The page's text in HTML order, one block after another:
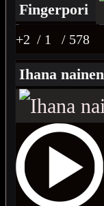
Fingerpori
+2 / 1 / 578
Ihana nainen